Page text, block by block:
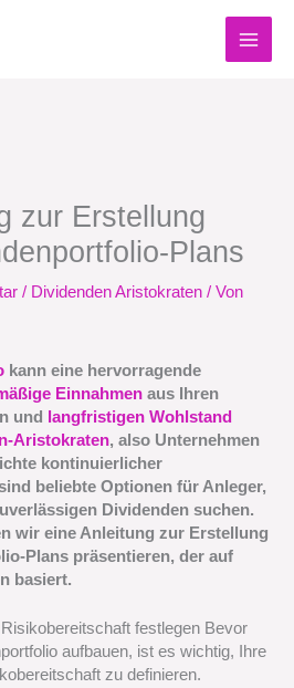
zur Erstellung
Plans
/ Dividenden Aristokraten / Von
kann eine hervorragende
Einnahmen aus Ihren
und
langfristigen Wohlstand
Aristokraten, also Unternehmen
kontinuierlicher
beliebte Optionen für Anleger,
Dividenden suchen.
wir eine Anleitung zur Erstellung
Plans präsentieren, der auf
basiert.
festlegen Bevor
aufbauen, ist es wichtig, Ihre
zu definieren.